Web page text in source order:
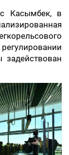
Касымбек, в
задействован